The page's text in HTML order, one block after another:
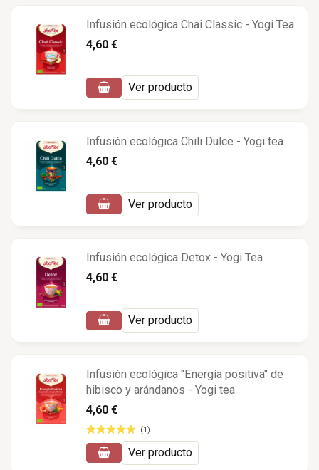
Infusión ecológica Chai Classic - Yogi Tea
4,60 €
Ver producto
Infusión ecológica Chili Dulce - Yogi tea
4,60 €
Ver producto
Infusión ecológica Detox - Yogi Tea
4,60 €
Ver producto
Infusión ecológica "Energía positiva" de
hibisco y arándanos - Yogi tea
4,60 €
(1)
Ver producto